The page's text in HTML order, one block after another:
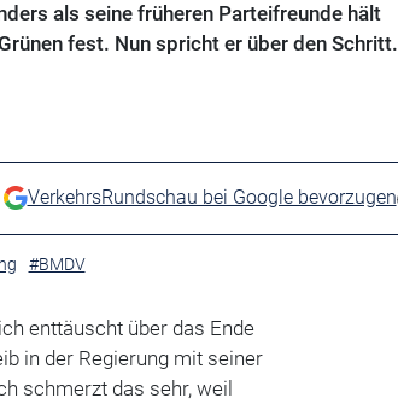
als seine früheren Parteifreunde hält
fest. Nun spricht er über den Schritt.
VerkehrsRundschau bei Google bevorzugen
#BMDV
enttäuscht über das Ende
in der Regierung mit seiner
schmerzt das sehr, weil